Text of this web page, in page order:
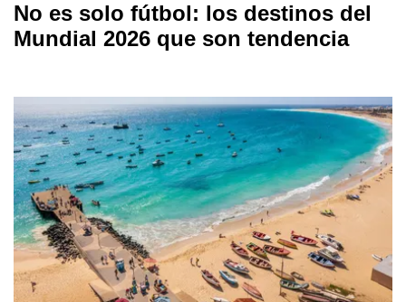
No es solo fútbol: los destinos del
Mundial 2026 que son tendencia